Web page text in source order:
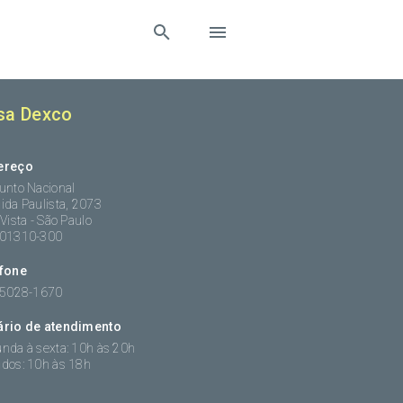
Dexco
Nacional
Paulista, 2073
- São Paulo
300
1670
de atendimento
à sexta: 10h às 20h
10h às 18h